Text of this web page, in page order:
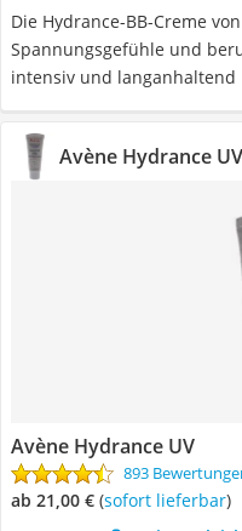
Die Hydrance-BB-Creme
Spannungsgefühle und
intensiv und langanhaltend
Avène Hydrance UV
Avène Hydrance UV
893
ab 21,00 € ( Sofort lieferbar)